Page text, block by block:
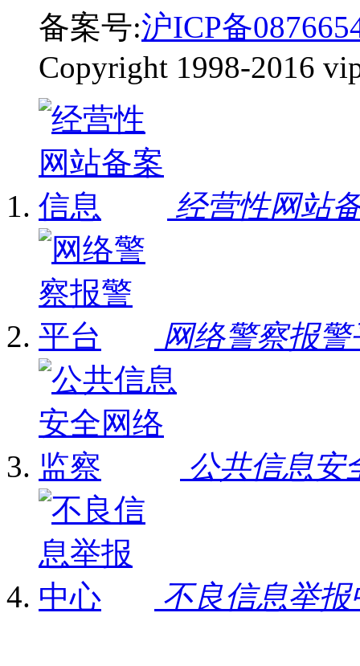
备案号:沪ICP备
Copyright 1998-2016
经营性网站
网络警察报警
公共信息安
不良信息举报